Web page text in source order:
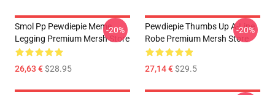
Smol Pp Pewdiepie Meme
Legging Premium Mersh Store
26,63 €$28.95
-20%
Pewdiepie Thumbs Up A-Line
Robe Premium Mersh Store
27,14 €$29.5
-20%